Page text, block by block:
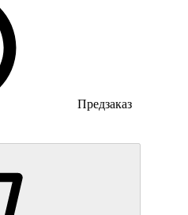
Предзаказ